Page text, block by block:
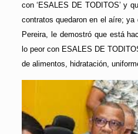
con ‘ESALES DE TODITOS’ y
contratos quedaron en el aíre;
Pereira, le demostró que está
lo peor con ESALES DE
de alimentos, hidratación,